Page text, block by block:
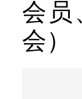
会员
会）